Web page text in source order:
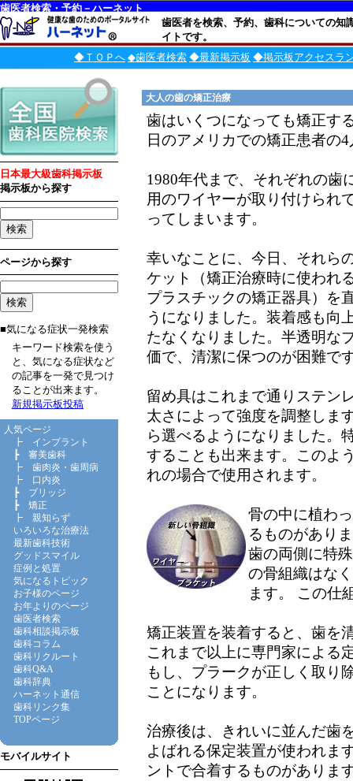
歯医者検索・予約－ハーネット
歯医者を検索、予約、歯科についての知
イトです。
◆ＴＯＰへ ◆歯医者検索 ◆最新掲示板 ◆掲示板アクセスラ
日本最大級歯科掲示板
掲示板から探す
ページから探す
■気になる症状一発検索
キーワード検索を使う
と、気になる症状など
の記事を一発で見つけ
ることが出来ます。
新規掲示板投稿
人気ページ
┣ インプラント
┣ 審美歯科
┣ 歯肉炎・歯周病
┣ 口内炎
┣ ブリッジ
┣ 矯正
┣ 親知らず
いろいろな治療法
最新歯科技術
グッドスマイル
症例と処置
気になるトピック
お子様のページ
お年よりのページ
歯医者検索
歯科相談掲示板
歯科コラム
歯科リクルート
歯科Q&A
歯科辞典
ハーネット通信
歯科リンク集
TOPページ
モバイルサイト
大人の歯の矯正治療
歯はいくつになっても矯正す
日のアメリカでの矯正患者の
1980年代まで、それぞれの歯
用のワイヤーが取り付けられ
ってしまいます。
幸いなことに、今日、それら
ケット（矯正治療時に使われ
プラスチックの矯正器具）を
うになりました。装着感も向
たなくなりました。半透明な
価で、清潔に保つのが困難で
留め具はこれまで通りステン
太さによって強度を調整しま
ら選べるようになりました。
することも出来ます。このよ
れの場合で使用されます。
骨の中に植わ
るものがあり
歯の両側に特
の骨組織はな
ます。 この仕
矯正装置を装着すると、歯を
これまで以上に専門家による
もし、プラークが正しく取り
ことになります。
治療後は、きれいに並んだ歯
よばれる保定装置が使われま
ントで合着するものがありま